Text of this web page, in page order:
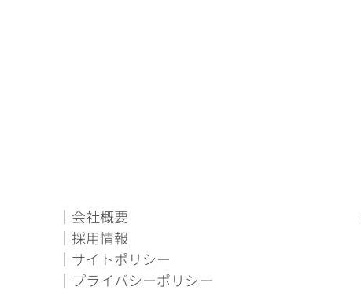
｜会社概要
｜採用情報
｜サイトポリシー
｜プライバシーポリシー